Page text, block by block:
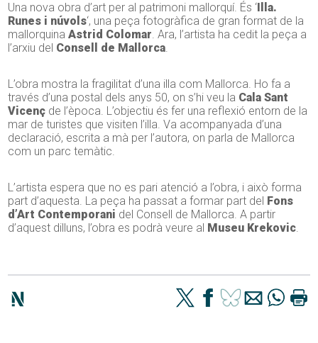
Una nova obra d’art per al patrimoni mallorquí. És ‘ Illa.
Runes i núvols‘, una peça fotogràfica de gran format de la
mallorquinaAstrid Colomar. Ara, l’artista ha cedit la peça a
l’arxiu del Consell de Mallorca.
L’obra mostra la fragilitat d’una illa com Mallorca. Ho fa a
través d’una postal dels anys 50, on s’hi veu la Cala Sant
Vicenç de l’època. L’objectiu és fer una reflexió entorn de la
mar de turistes que visiten l’illa. Va acompanyada d’una
declaració, escrita a mà per l’autora, on parla de Mallorca
com un parc temàtic.
L’artista espera que no es pari atenció a l’obra, i això forma
part d’aquesta. La peça ha passat a formar part del Fons
d’Art Contemporani del Consell de Mallorca. A partir
d’aquest dilluns, l’obra es podrà veure al Museu Krekovic.